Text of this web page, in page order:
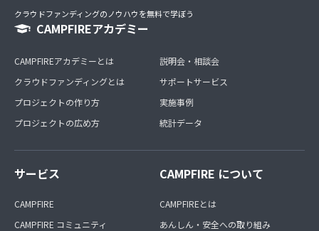
クラウドファンディングのノウハウを無料で学ぼう
CAMPFIREアカデミー
CAMPFIREアカデミーとは
クラウドファンディングとは
プロジェクトの作り方
プロジェクトの広め方
説明会・相談会
サポートサービス
実施事例
統計データ
サービス
CAMPFIRE
CAMPFIRE コミュニティ
CAMPFIRE について
CAMPFIREとは
あんしん・安全への取り組み